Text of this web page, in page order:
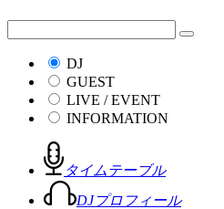
DJ
GUEST
LIVE / EVENT
INFORMATION
タイムテーブル
DJプロフィール